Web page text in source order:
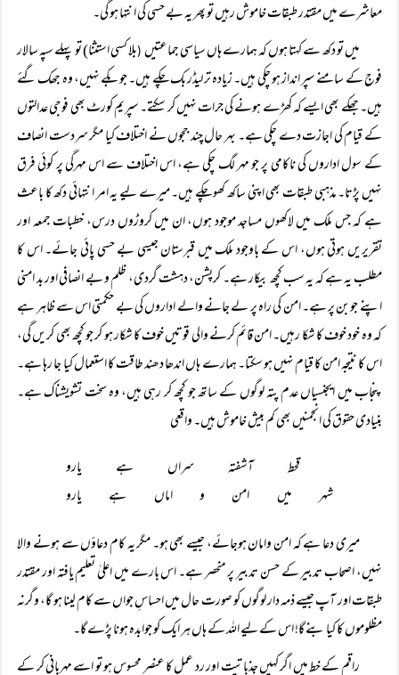
معاشرے میں مقتدر طبقات خاموش رہیں تو پھر یہ بے حسی کی انتہا ہو گی۔
میں تو دکھ سے کہتا ہوں کہ ہمارے ہاں سیاسی جماعتیں (بلا کسی استثنا) تو پہلے سپہ سالار
فوج کے سامنے سپر انداز ہو چکی ہیں۔ زیادہ تر لیڈر بک چکے ہیں۔ جو بکے نہیں، وہ جھک گئے
ہیں۔ جھکے بھی ایسے کہ کھڑے ہونے کی جرات نہیں کر سکتے۔ سپریم کورٹ بھی فوجی عدالتوں
کے قیام کی اجازت دے چکی ہے۔ بہر حال چند ججوں نے اختلاف کیا مگر سردست انصاف
کے سول اداروں کی ناکامی پر جو مہر لگ چکی ہے، اس اختلاف سے اس مہرگی پر کوئی فرق
نہیں پڑتا۔ مذہبی طبقات بھی اپنی ساکھ کھو چکے ہیں۔ میرے لیے یہ امر انتہائی دکھ کا باعث
ہے کہ جس ملک میں لاکھوں مساجد موجود ہوں، ان میں کروڑوں درس، خطبات جمعہ اور
تقریریں ہوتی ہوں، اس کے باوجود ملک میں قبرستان جیسی بے حسی پائی جائے۔ اس کا
مطلب یہ ہے کہ یہ سب کچھ بیکار ہے۔ کرپشن، دہشت گردی، ظلم و بے انصافی اور بد امنی
اپنے جوبن پر ہے۔ امن کی راہ پر لے جانے والے اداروں کی بے حکمتی اس سے ظاہر ہے
کہ وہ خود خوف کا شکا رہیں۔ امن قائم کرنے والی قوتیں خوف کا شکار ہو کر جو کچھ بھی کریں گی،
اس کا نتیجہ امن کا قیام نہیں ہو سکتا۔ ہمارے ہاں اندھا دھند طاقت کا استعمال کیا جا رہا ہے۔
پنجاب میں ایجنسیاں عدم پتہ لوگوں کے ساتھ جو کچھ کر رہی ہیں، وہ سخت تشویشناک ہے۔
بنیادی حقوق کی انجمنیں بھی کم بیش خاموش ہیں۔ واقعی
قحط آشفتہ سراں ہے یارو
شہر میں امن و اماں ہے یارو
میری دعا ہے کہ امن وامان ہوجائے، جیسے بھی ہو۔ مگر یہ کام دعاؤں سے ہونے والا
نہیں، اصحاب تدبیر کے حسن تدبیر پر منحصر ہے۔ اس بارے میں اعلیٰ تعلیم یافتہ اور مقتدر
طبقات اور آپ جیسے ذمہ دار لوگوں کو صورت حال میں احساسِ جواں سے کام لینا ہو گا، وگرنہ
مظلوموں کا کیا بنے گا! اس کے لیے اللہ کے ہاں ہر ایک کو جوابدہ ہونا پڑے گا۔
راقم کے خط میں اگر کہیں جذباتیت اور رد عمل کا عنصر محسوس ہو تو اسے مہربانی کر کے